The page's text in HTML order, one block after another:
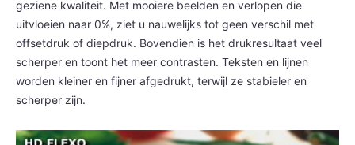
geziene kwaliteit. Met mooiere beelden en verlopen die
uitvloeien naar 0%, ziet u nauwelijks tot geen verschil met
offsetdruk of diepdruk. Bovendien is het drukresultaat veel
scherper en toont het meer contrasten. Teksten en lijnen
worden kleiner en fijner afgedrukt, terwijl ze stabieler en
scherper zijn.